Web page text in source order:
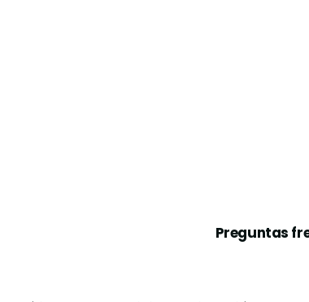
Preguntas